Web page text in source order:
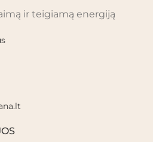
ir teigiamą energiją